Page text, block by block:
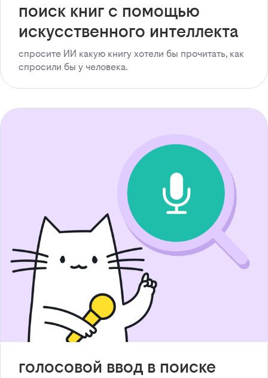
поиск книг с помощью
искусственного интеллекта
спросите ИИ какую книгу хотели бы прочитать, как
спросили бы у человека.
голосовой ввод в поиске